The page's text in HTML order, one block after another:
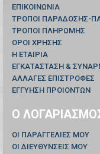
ΕΠΙΚΟΙΝΩΝΊΑ
ΤΡΟΠΟΙ ΠΑΡΑΔΟΣΗΣ-
ΤΡΟΠΟΙ ΠΛΗΡΩΜΗΣ
ΟΡΟΙ ΧΡΗΣΗΣ
Η ΕΤΑΙΡΙΑ
ΕΓΚΑΤΑΣΤΑΣΗ &
ΑΛΛΑΓΕΣ ΕΠΙΣΤΡΟΦΕΣ
ΕΓΓΥΗΣΗ ΠΡΟΙΟΝΤΩΝ
Ο
ΟΙ ΠΑΡΑΓΓΕΛΊΕΣ ΜΟΥ
ΟΙ ΔΙΕΥΘΎΝΣΕΙΣ ΜΟΥ